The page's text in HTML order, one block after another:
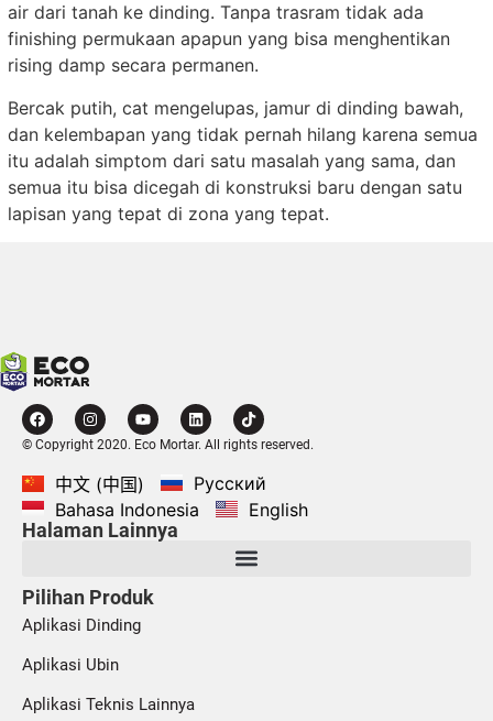
air dari tanah ke dinding. Tanpa trasram tidak ada
finishing permukaan apapun yang bisa menghentikan
rising damp secara permanen.
Bercak putih, cat mengelupas, jamur di dinding bawah,
dan kelembapan yang tidak pernah hilang karena semua
itu adalah simptom dari satu masalah yang sama, dan
semua itu bisa dicegah di konstruksi baru dengan satu
lapisan yang tepat di zona yang tepat.
© Copyright 2020. Eco Mortar. All rights reserved.
中文 (中国)
Русский
Bahasa Indonesia
English
Halaman Lainnya
Pilihan Produk
Aplikasi Dinding
Aplikasi Ubin
Aplikasi Teknis Lainnya